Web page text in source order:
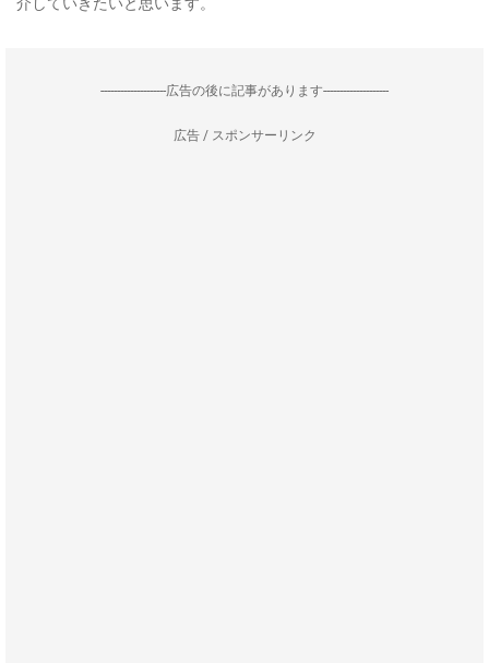
--------------------広告の後に記事があります--------------------
広告 / スポンサーリンク